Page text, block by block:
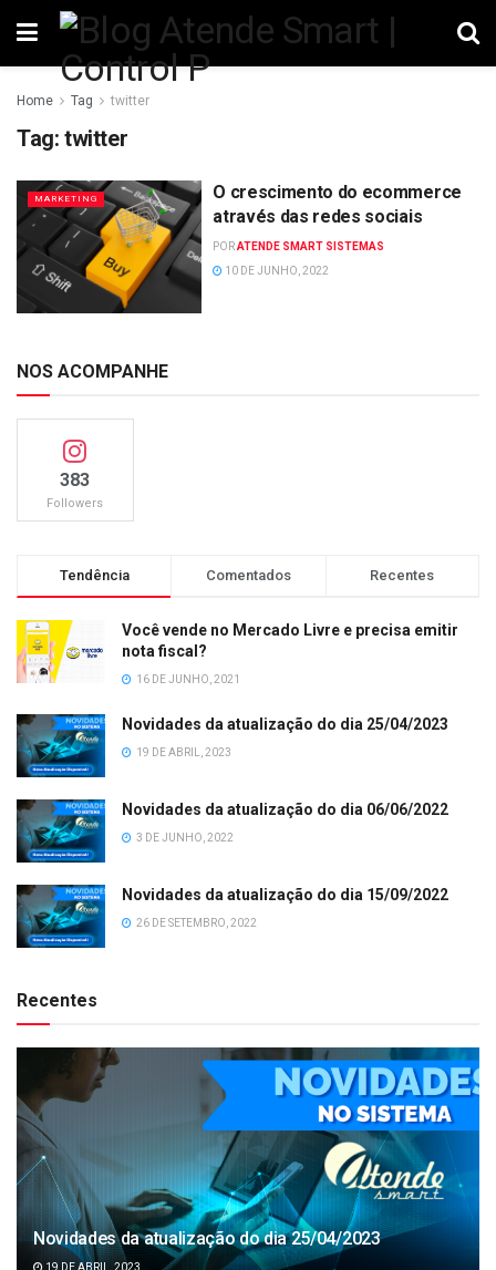
Home Tag twitter
Tag: twitter
MARKETING
O crescimento do ecommerce
através das redes sociais
PORATENDE SMART SISTEMAS
10 DE JUNHO, 2022
NOS ACOMPANHE
383
Followers
Tendência Comentados Recentes
Você vende no Mercado Livre e precisa emitir
nota fiscal?
16 DE JUNHO, 2021
Novidades da atualização do dia 25/04/2023
19 DE ABRIL, 2023
Novidades da atualização do dia 06/06/2022
3 DE JUNHO, 2022
Novidades da atualização do dia 15/09/2022
26 DE SETEMBRO, 2022
Recentes
Novidades da atualização do dia 25/04/2023
19 DE ABRIL, 2023